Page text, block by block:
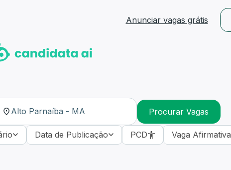
Anunciar vagas grátis
Procurar Vagas
Data de Publicação PCD Vaga Afirmativa